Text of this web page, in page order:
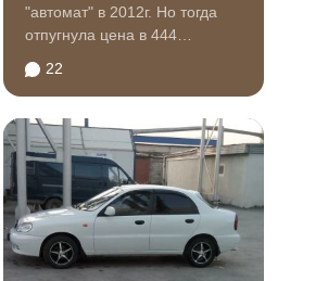
"автомат" в 2012г. Но тогда
отпугнула цена в 444
появились...
22